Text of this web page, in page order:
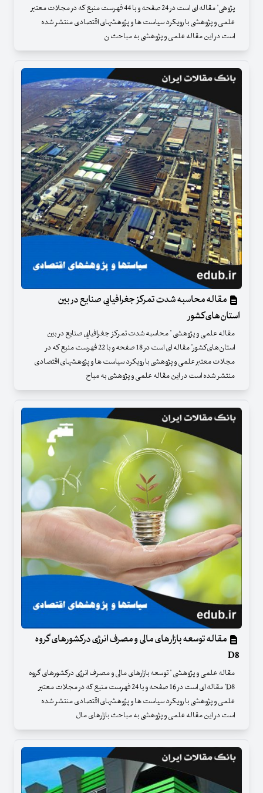
پژوهی" مقاله ای است در 24 صفحه و با 44 فهرست منبع که در مجلات معتبر
علمی و پژوهشی با رویکرد سیاست ها و پژوهشهای اقتصادی منتشر شده
است در این مقاله علمی و پژوهشی به مباحث ن
مقاله محاسبه شدت تمرکز جغرافیایی صنایع در بین
استان‌های‌کشور
مقاله علمی و پژوهشی " محاسبه شدت تمرکز جغرافیایی صنایع در بین
استان‌های‌کشور" مقاله ای است در 18 صفحه و با 22 فهرست منبع که در
مجلات معتبر علمی و پژوهشی با رویکرد سیاست ها و پژوهشهای اقتصادی
منتشر شده است در این مقاله علمی و پژوهشی به مباح
مقاله توسعه بازارهای مالی و مصرف انرژی درکشورهای گروه
D8
مقاله علمی و پژوهشی " توسعه بازارهای مالی و مصرف انرژی درکشورهای گروه
D8" مقاله ای است در 16 صفحه و با 24 فهرست منبع که در مجلات معتبر
علمی و پژوهشی با رویکرد سیاست ها و پژوهشهای اقتصادی منتشر شده
است در این مقاله علمی و پژوهشی به مباحث بازارهای مال